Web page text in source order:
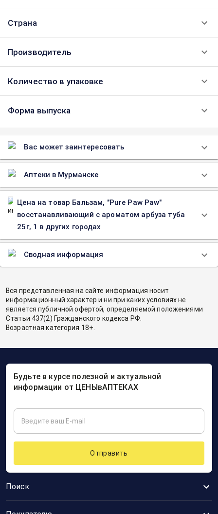
Страна
Производитель
Количество в упаковке
Форма выпуска
Вас может заинтересовать
Аптеки в Мурманске
Цена на товар Бальзам, "Pure Paw Paw"
восстанавливающий с ароматом арбуза туба
25г, 1 в других городах
Сводная информация
Вся представленная на сайте информация носит
информационный характер и ни при каких условиях не
является публичной офертой, определяемой положениями
Статьи 437(2) Гражданского кодекса РФ.
Возрастная категория 18+.
Поиск
Будьте в курсе полезной и актуальной
информации от ЦЕНЫвАПТЕКАХ
Отправить